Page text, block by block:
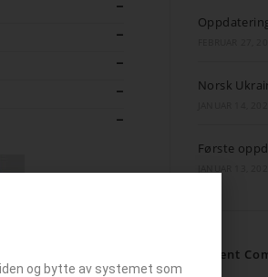
–
–
–
–
–
Norsk
Første
Recent
og bytte av systemet som